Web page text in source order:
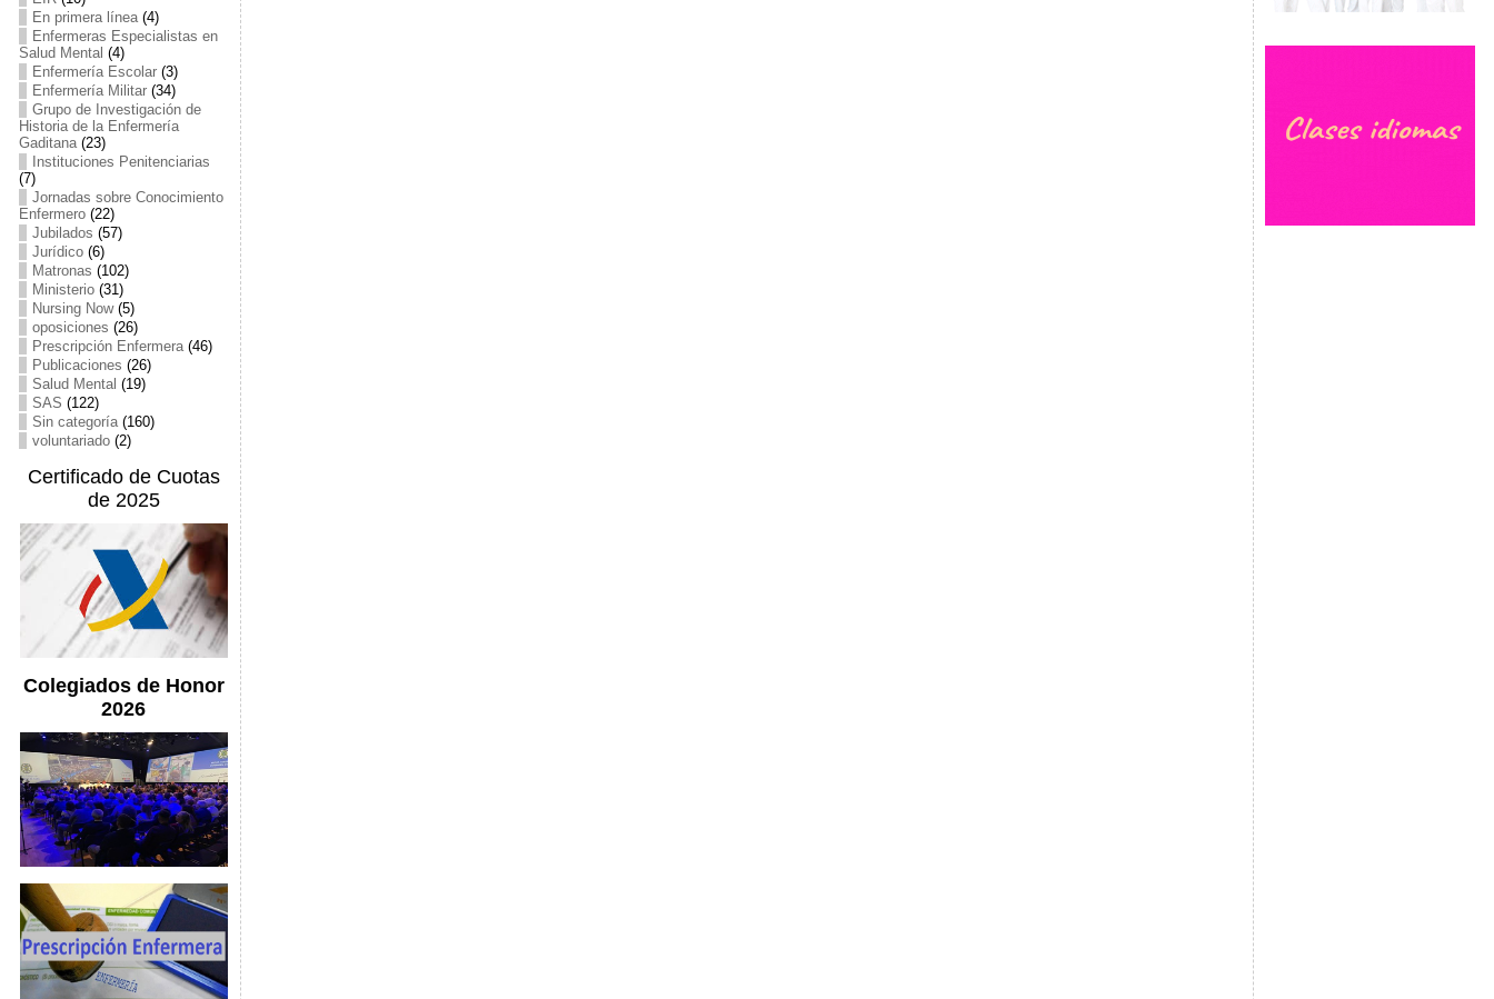
En primera línea(4)
Enfermeras Especialistas en
Salud Mental (4)
Enfermería Escolar(3)
Enfermería Militar(34)
Grupo de Investigación de
Historia de la Enfermería
Gaditana(23)
Instituciones Penitenciarias
(7)
Jornadas sobre Conocimiento
Enfermero(22)
Jubilados (57)
Jurídico(6)
Matronas (102)
Ministerio(31)
Nursing Now(5)
oposiciones (26)
Prescripción Enfermera(46)
Publicaciones (26)
Salud Mental (19)
SAS (122)
Sin categoría(160)
voluntariado(2)
Certificado de Cuotas
de 2025
Colegiados de Honor
2026